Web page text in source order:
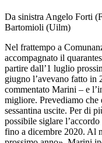
Da sinistra Angelo Forti
Bartomioli (Uilm)
Nel frattempo a
accompagnato il
partire dall’1 luglio
giugno l’avevano fatto in
commentato Marini – e
migliore. Prevediamo che
sessantina uscite. Per di
possibile siglare
fino a dicembre 2020. Al